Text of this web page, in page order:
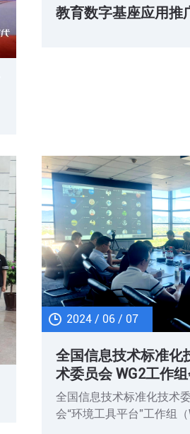
教育数字基座应用推
2024 / 06 / 07
全国信息技术标准化
术委员会 WG2工作
召开
全国信息技术标准化技术
会“环境工具平台”工作组